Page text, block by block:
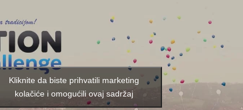
Kliknite da biste prihvatili marketing
kolačiće i omogućili ovaj sadržaj